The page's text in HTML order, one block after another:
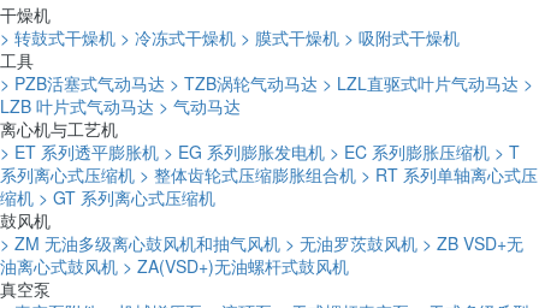
干燥机
> 转鼓式干燥机 > 冷冻式干燥机 > 膜式干燥机 > 吸附式干燥机
工具
> PZB活塞式气动马达 > TZB涡轮气动马达 > LZL直驱式叶片气动马达 >
LZB 叶片式气动马达 > 气动马达
离心机与工艺机
> ET 系列透平膨胀机 > EG 系列膨胀发电机 > EC 系列膨胀压缩机 > T
系列离心式压缩机 > 整体齿轮式压缩膨胀组合机 > RT 系列单轴离心式压
缩机 > GT 系列离心式压缩机
鼓风机
> ZM 无油多级离心鼓风机和抽气风机 > 无油罗茨鼓风机 > ZB VSD+无
油离心式鼓风机 > ZA(VSD+)无油螺杆式鼓风机
真空泵